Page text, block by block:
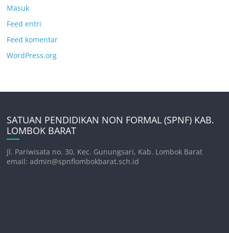
Masuk
Feed entri
Feed komentar
WordPress.org
SATUAN PENDIDIKAN NON FORMAL (SPNF) KAB.
LOMBOK BARAT
Jl. Pariwisata no. 30, Kec. Gunungsari, Kab. Lombok Barat
email: admin@spnflombokbarat.sch.id